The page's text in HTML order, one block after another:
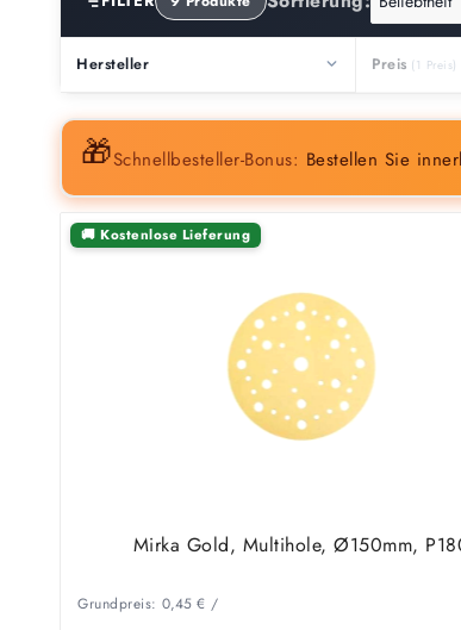
Hersteller Preis
🎁Schnellbesteller-Bonus: Bestellen Sie
🚚 Kostenlose Lieferung
Mirka Gold, Multihole, Ø150mm,
Grundpreis: 0,45 € /